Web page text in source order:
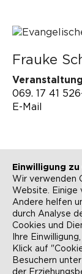
Frauke
069. 17 41
E-Mail
NEWSLETTER
ANFAHRT
SUCHE
Einwilligung zu
Wir verwenden
Website. Einige
Andere helfen
durch Analyse
Cookies und
Ihre
Klick auf
Besuchern
der